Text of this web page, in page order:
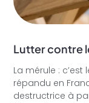
Lutter contre
La mérule :
répandu en
destructrice à